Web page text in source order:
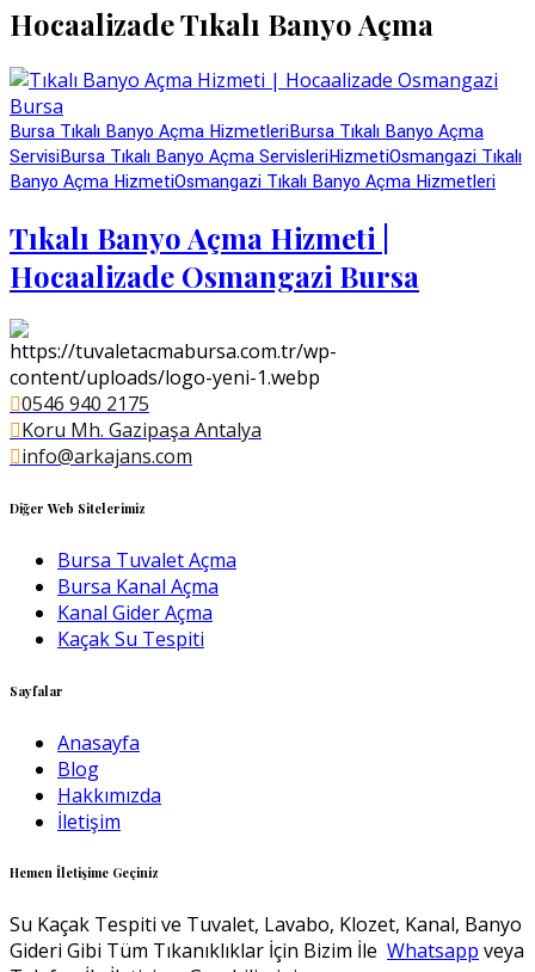
Hocaalizade Tıkalı Banyo Açma
Bursa Tıkalı Banyo Açma HizmetleriBursa Tıkalı Banyo Açma
ServisiBursa Tıkalı Banyo Açma ServisleriHizmetiOsmangazi Tıkalı
Banyo Açma HizmetiOsmangazi Tıkalı Banyo Açma Hizmetleri
Tıkalı Banyo Açma Hizmeti |
Hocaalizade Osmangazi Bursa
0546 940 2175
Koru Mh. Gazipaşa Antalya
info@arkajans.com
Diğer Web Sitelerimiz
Bursa Tuvalet Açma
Bursa Kanal Açma
Kanal Gider Açma
Kaçak Su Tespiti
Sayfalar
Anasayfa
Blog
Hakkımızda
İletişim
Hemen İletişime Geçiniz
Su Kaçak Tespiti ve Tuvalet, Lavabo, Klozet, Kanal, Banyo
Gideri Gibi Tüm Tıkanıklıklar İçin Bizim İle Whatsapp veya